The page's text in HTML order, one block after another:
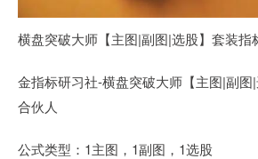
横盘突破大师【主图|副图|选股】套装指
金指标研习社-横盘突破大师【主图|副
合伙人
公式类型：1主图，1副图，1选股